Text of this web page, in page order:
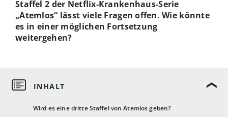
Wird es eine dritte Staffel von Atemlos geben?
Staffel 2 der Netflix-Krankenhaus-Serie
„Atemlos“ lässt viele Fragen offen. Wie könnte
es in einer möglichen Fortsetzung
weitergehen?